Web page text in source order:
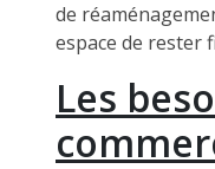
de
espace de rester
Les